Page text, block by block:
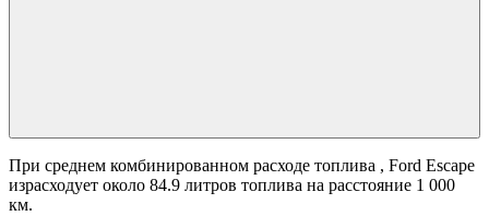
При среднем комбинированном расходе топлива , Ford Escape
израсходует около 84.9 литров топлива на расстояние 1 000
км.